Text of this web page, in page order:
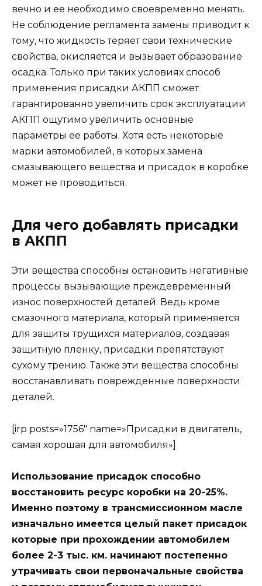
вечно и ее необходимо своевременно менять.
Не соблюдение регламента замены приводит к
тому, что жидкость теряет свои технические
свойства, окисляется и вызывает образование
осадка. Только при таких условиях способ
применения присадки АКПП сможет
гарантированно увеличить срок эксплуатации
АКПП ощутимо увеличить основные
параметры ее работы. Хотя есть некоторые
марки автомобилей, в которых замена
смазывающего вещества и присадок в коробке
может не проводиться.
Для чего добавлять присадки
в АКПП
Эти вещества способны остановить негативные
процессы вызывающие преждевременный
износ поверхностей деталей. Ведь кроме
смазочного материала, который применяется
для защиты трущихся материалов, создавая
защитную пленку, присадки препятствуют
сухому трению. Также эти вещества способны
восстанавливать поврежденные поверхности
деталей.
[irp posts=»1756″ name=»Присадки в двигатель,
самая хорошая для автомобиля»]
Использование присадок способно
восстановить ресурс коробки на 20-25%.
Именно поэтому в трансмиссионном масле
изначально имеется целый пакет присадок
которые при прохождении автомобилем
более 2-3 тыс. км. начинают постепенно
утрачивать свои первоначальные свойства